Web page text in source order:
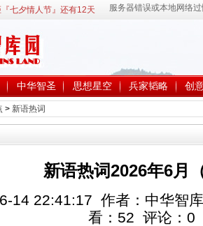
七夕情人节』还有12天
中华智圣 思想星空 兵家韬略 创
> 新语热词
新语热词2026年6月
14 22:41:17 作者：中华智
看： 52 评论： 0